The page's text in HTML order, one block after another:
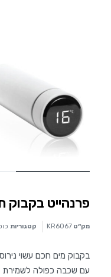
פרנהייט
מק״ט KR6067 קטגוריות
בקבוק מים חכם עשוי
עם שכבה כפולה לשמירת